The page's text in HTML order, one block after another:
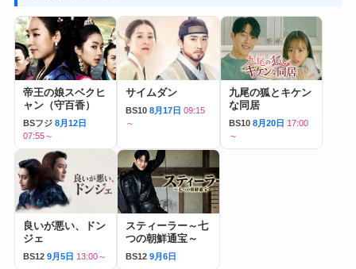
帝王の娘スベクヒ
ャン（守百香）
BSフジ 8月12日
07:55～
サイムダン
BS10 8月17日 09:15
～
九尾の狐とキケン
な同居
BS10 8月20日 17:00
～
良いが悪い、ドン
ジェ
BS12 9月5日 13:00～
スティーラー～七
つの朝鮮通宝～
BS12 9月6日